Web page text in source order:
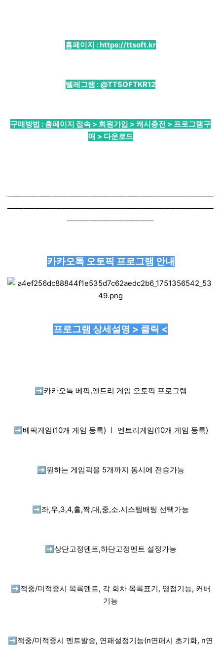
홈페이지 :https://ttsoft.kr
텔레그램 : @TTSOFTKR12
구매방법 : 홈페이지 접속 > 회원가입 > 캐시충전 > 프로그램구
매 > 다운로드
──────────────────────────────────────
──────────────────────────────────────
────────────────
카카오톡 오토픽 프로그램 안내
프로그램 상세설명 > 클릭 <
➡️ 카카오톡 베픽,엔트리 게임 오토픽 프로그램
➡️ 베픽게임(10개 게임 등록) ㅣ 엔트리게임(10개 게임 등록)
➡️ 원하는 게임픽을 5개까지 동시에 전송가능
➡️ 좌,우,3,4,홀,짝,대,중,소.시스템배팅 선택가능
➡️ 상단고정멘트,하단고정멘트 설정가능
➡️ 적중/미적중시 목록멘트, 각 회차 목록표기, 영점기능, 커버
기능
➡️ 적중/미적중시 멘트발송, 연패설정기능(n연패시 초기화, n연